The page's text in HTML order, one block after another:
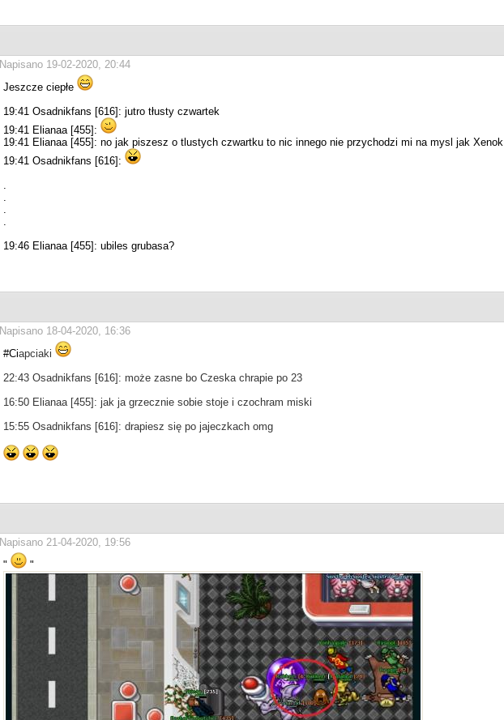
Napisano 19-02-2020, 20:44
Jeszcze ciepłe
19:41 Osadnikfans [616]: jutro tłusty czwartek
19:41 Elianaa [455]:
19:41 Elianaa [455]: no jak piszesz o tlustych czwartku to nic innego nie przychodzi mi na mysl jak Xenok
19:41 Osadnikfans [616]:
.
.
.
.
19:46 Elianaa [455]: ubiles grubasa?
Napisano 18-04-2020, 16:36
#Ciapciaki
22:43 Osadnikfans [616]: może zasne bo Czeska chrapie po 23
16:50 Elianaa [455]: jak ja grzecznie sobie stoje i czochram miski
15:55 Osadnikfans [616]: drapiesz się po jajeczkach omg
Napisano 21-04-2020, 19:56
"
"